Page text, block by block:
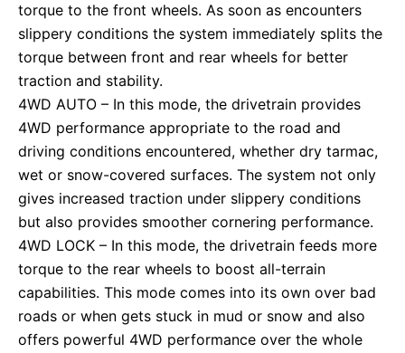
torque to the front wheels. As soon as encounters
slippery conditions the system immediately splits the
torque between front and rear wheels for better
traction and stability.
4WD AUTO – In this mode, the drivetrain provides
4WD performance appropriate to the road and
driving conditions encountered, whether dry tarmac,
wet or snow-covered surfaces. The system not only
gives increased traction under slippery conditions
but also provides smoother cornering performance.
4WD LOCK – In this mode, the drivetrain feeds more
torque to the rear wheels to boost all-terrain
capabilities. This mode comes into its own over bad
roads or when gets stuck in mud or snow and also
offers powerful 4WD performance over the whole